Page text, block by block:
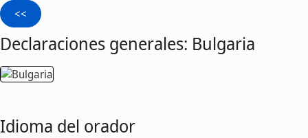
Declaraciones generales: Bulgaria
Idioma del orador